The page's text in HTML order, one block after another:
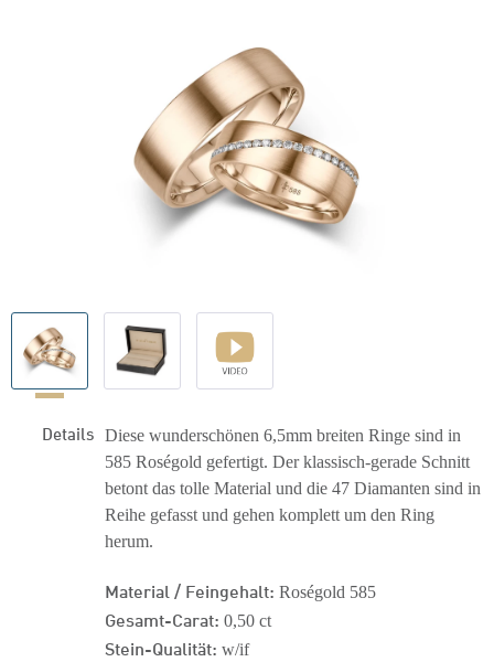
Details Diese wunderschönen 6,5mm breiten Ringe sind in
585 Roségold gefertigt. Der klassisch-gerade Schnitt
betont das tolle Material und die 47 Diamanten sind in
Reihe gefasst und gehen komplett um den Ring
herum.
Material / Feingehalt: Roségold 585
Gesamt-Carat: 0,50 ct
Stein-Qualität: w/if